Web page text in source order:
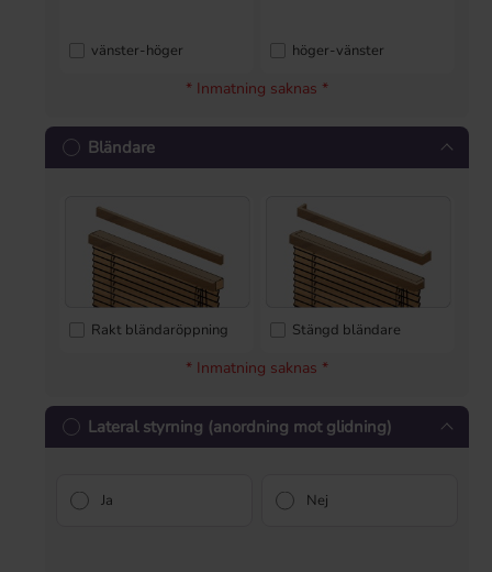
vänster-höger höger-vänster
* Inmatning saknas *
Bländare
Rakt bländaröppning Stängd bländare
* Inmatning saknas *
Lateral styrning (anordning mot glidning)
Ja Nej